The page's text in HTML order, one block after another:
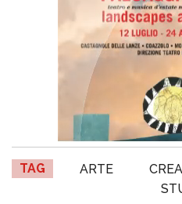
TAG ARTE